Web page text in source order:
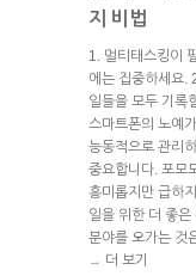
지 비법
1. 멀티태스킹이
에는 집중하세요.
일들을 모두 기록
스마트폰의 노예
능동적으로 관리
중요합니다. 포모
흥미롭지만 급하
일을 위한 더 좋
분야를 오가는 것
→ 더 보기